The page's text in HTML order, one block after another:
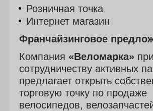
Розничная точка
Интернет магазин
Франчайзинговое
Компания «Веломарка»
сотрудничеству активных
предлагает открыть
торговую точку по продаже
велосипедов,